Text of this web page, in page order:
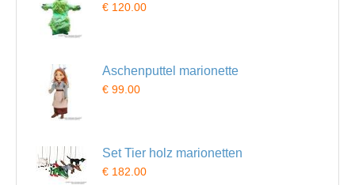
€ 120.00
Aschenputtel marionette
€ 99.00
Set Tier holz marionetten
€ 182.00